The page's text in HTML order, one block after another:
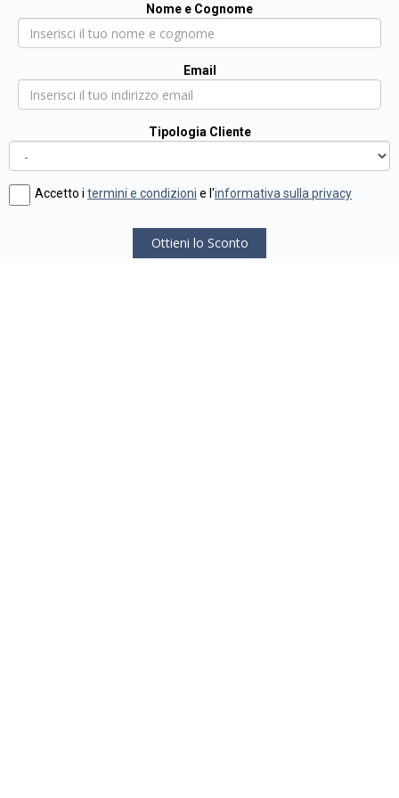
Nome e Cognome
Email
Tipologia Cliente
Accetto i termini e condizioni e l'informativa sulla privacy
Ottieni lo Sconto